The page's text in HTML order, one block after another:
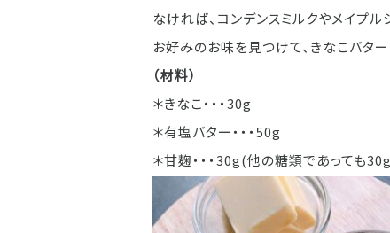
なければ、コンデンスミルクやメイプル
お好みのお味を見つけて、きなこバター
（材料）
＊きなこ・・・30g
＊有塩バター・・・50g
＊甘麹・・・30g(他の糖類であっても